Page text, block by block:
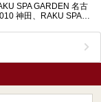
SPA GARDEN 名古
神田、RAKU SPA